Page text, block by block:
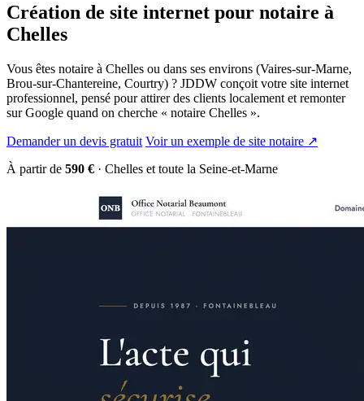
Création de site internet pour notaire à
Chelles
Vous êtes notaire à Chelles ou dans ses environs (Vaires-sur-Marne,
Brou-sur-Chantereine, Courtry) ? JDDW conçoit votre site internet
professionnel, pensé pour attirer des clients localement et remonter
sur Google quand on cherche « notaire Chelles ».
Demander un devis gratuit Voir un exemple de site notaire ↗
À partir de 590 € · Chelles et toute la Seine-et-Marne